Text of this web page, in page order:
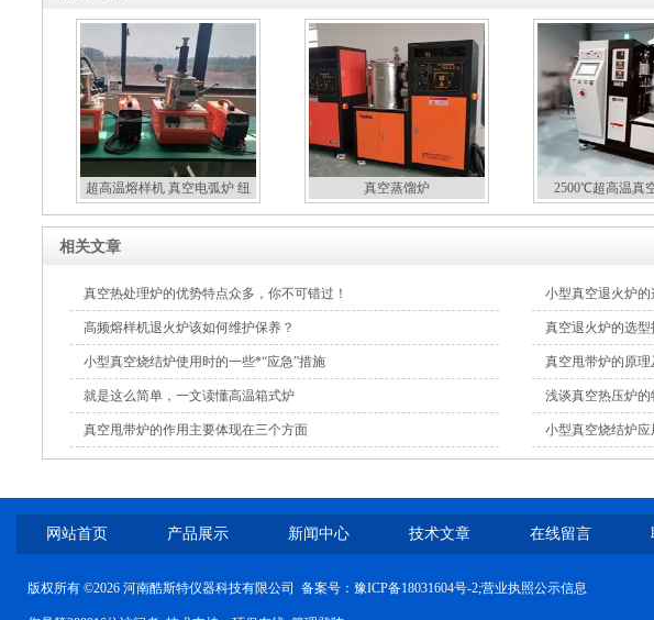
超高温熔样机 真空电弧炉 纽
真空蒸馏炉 2500℃超高温真
相关文章
真空热处理炉的优势特点众多，你不可错过！ 小型真空退火炉的
高频熔样机退火炉该如何维护保养？ 真空退火炉的选型
小型真空烧结炉使用时的一些*“应急”措施 真空甩带炉的原
就是这么简单，一文读懂高温箱式炉 浅谈真空热压炉的
真空甩带炉的作用主要体现在三个方面 小型真空烧结炉应
网站首页 产品展示 新闻中心 技术文章 在线留言
版权所有 ©2026 河南酷斯特仪器科技有限公司 备案号： 豫ICP备18031604号-2;营业执照公示信息